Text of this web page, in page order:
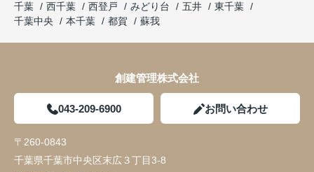
千葉
西千葉 西登戸 みどり台 五井
東千葉
千葉中央
本千葉 都賀 蘇我
創建管理株式会社
043-209-6900 お問い合わせ
〒260-0843
千葉県千葉市中央区末広３丁目3-8